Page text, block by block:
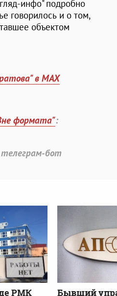
инфо" подробно
говорилось и о том,
объектом
в MAX
формата":
бот
РМК
Бывший